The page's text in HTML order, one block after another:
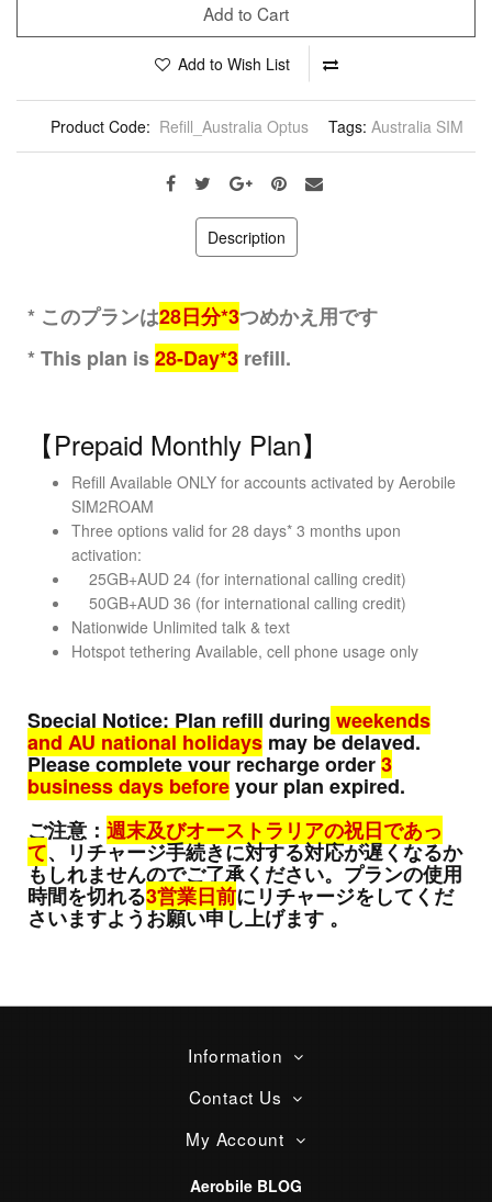
Add to Cart
Add to Wish List
Product Code: Refill_Australia Optus Tags:Australia SIM
Description
* このプランは28日分*3つめかえ用です
* This plan is28-Day*3 refill.
【Prepaid Monthly Plan】
Refill Available ONLY for accounts activated by Aerobile
SIM2ROAM
Three options valid for 28 days* 3 months upon
activation:
25GB+AUD 24 (for international calling credit)
50GB+AUD 36 (for international calling credit)
Nationwide Unlimited talk & text
Hotspot tethering Available, cell phone usage only
Special Notice: Plan refill during weekends
and AU national holidays may be delayed.
Please complete your recharge order3
business days beforeyour plan expired.
ご注意： 週末及びオーストラリアの祝日であっ
て、リチャージ手続きに対する対応が遅くなるか
もしれませんのでご了承ください。プランの使用
時間を切れる3営業日前にリチャージをしてくだ
さいますようお願い申し上げます 。
Information
Contact Us
My Account
Aerobile BLOG